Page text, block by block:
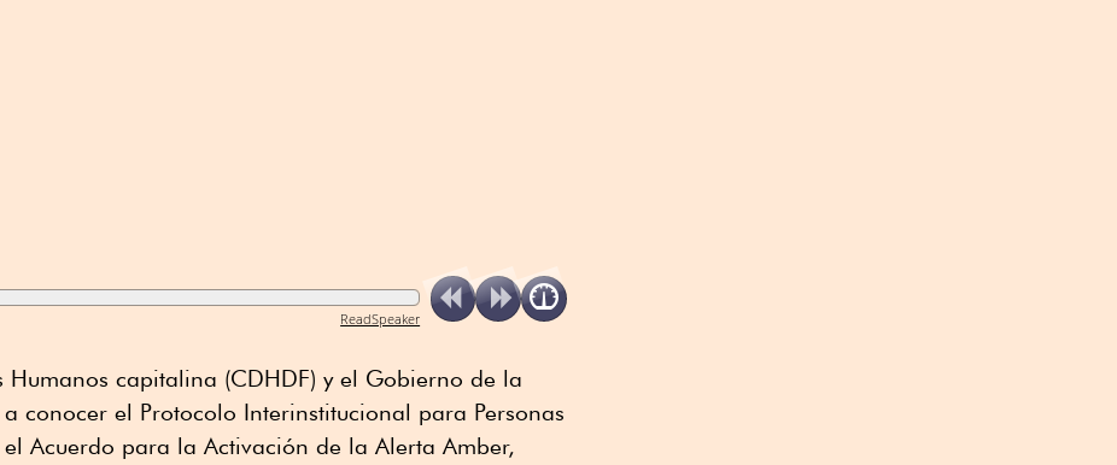
ReadSpeaker
Humanos capitalina (CDHDF) y el Gobierno de la
conocer el Protocolo Interinstitucional para Personas
el Acuerdo para la Activación de la Alerta Amber,